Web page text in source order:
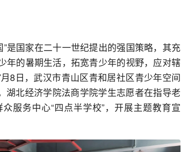
”是国家在二十一世纪提出的强国策略，其充
年的暑期生活，拓宽青少年的视野，应对辖
8日，武汉市青山区青和居社区青少年空间
湖北经济学院法商学院学生志愿者在指导老
服务中心“四点半学校”，开展主题教育宣